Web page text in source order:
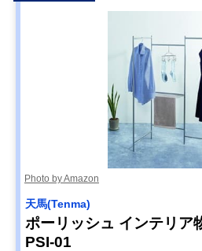
Photo by Amazon
天馬(Tenma)
ポーリッシュ インテリア
PSI-01